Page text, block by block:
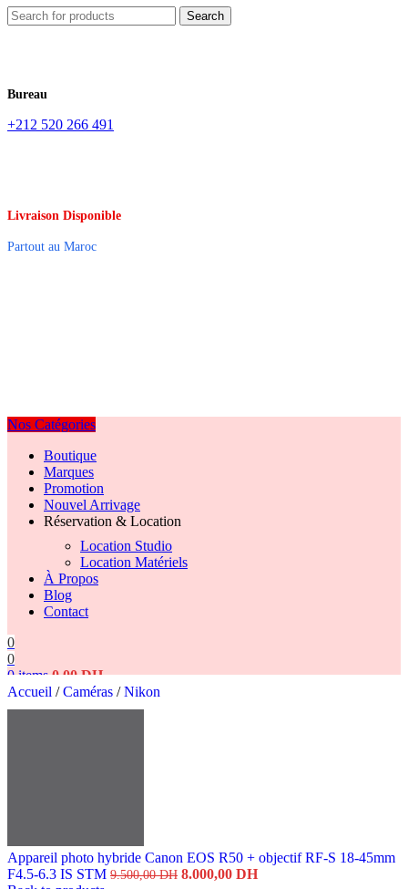
Search
Bureau
+212 520 266 491
Livraison Disponible
Partout au Maroc
Nos Catégories
Boutique
Marques
Promotion
Nouvel Arrivage
Réservation & Location
Location Studio
Location Matériels
À Propos
Blog
Contact
0
0
0items 0,00DH
Accueil / Caméras / Nikon
Appareil photo hybride Canon EOS R50 + objectif RF-S 18-45mm
F4.5-6.3 IS STM 9.500,00DH Le
8.000,00 DHLe